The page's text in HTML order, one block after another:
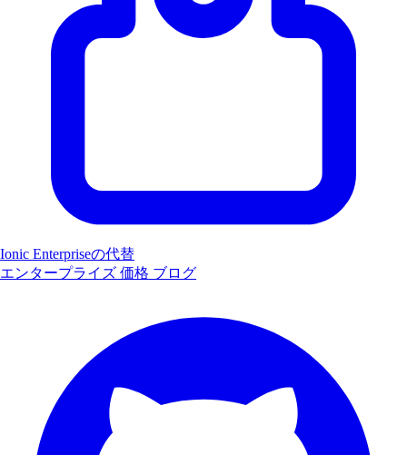
Ionic Enterpriseの代替
エンタープライズ 価格 ブログ